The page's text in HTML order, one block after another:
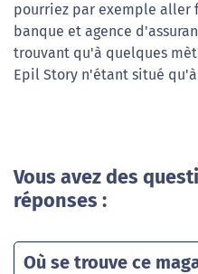
pourriez par exemple aller
banque et agence
trouvant qu'à quelques
Epil Story n'étant situé
Vous avez des
réponses :
Où se trouve ce